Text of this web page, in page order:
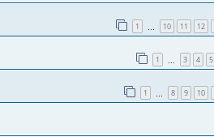
1 10 11 12
1 3 4 5
1 8 9 10